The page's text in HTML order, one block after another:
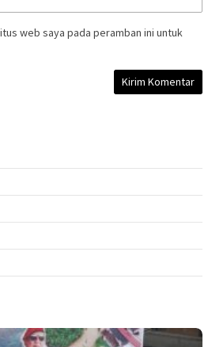
web saya pada peramban ini untuk